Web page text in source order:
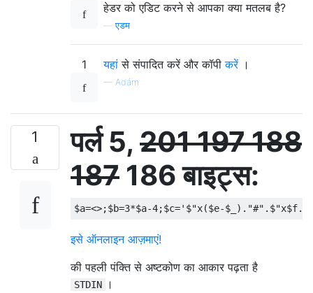
हेडर को एडिट करने से आपका क्या मतलब है?
—एडम
1 यहां से संपादित करें और कॉपीकरें।
— Adám
1 पर्ल 5, 201197188
187 186 बाइट्स:
$a=<>;$b=3*$a-4;$c='$"x($e-
इसे ऑनलाइन आज़माएं!
की पहली पंक्ति से अष्टकोण का आकार पढ़ता है
STDIN ।